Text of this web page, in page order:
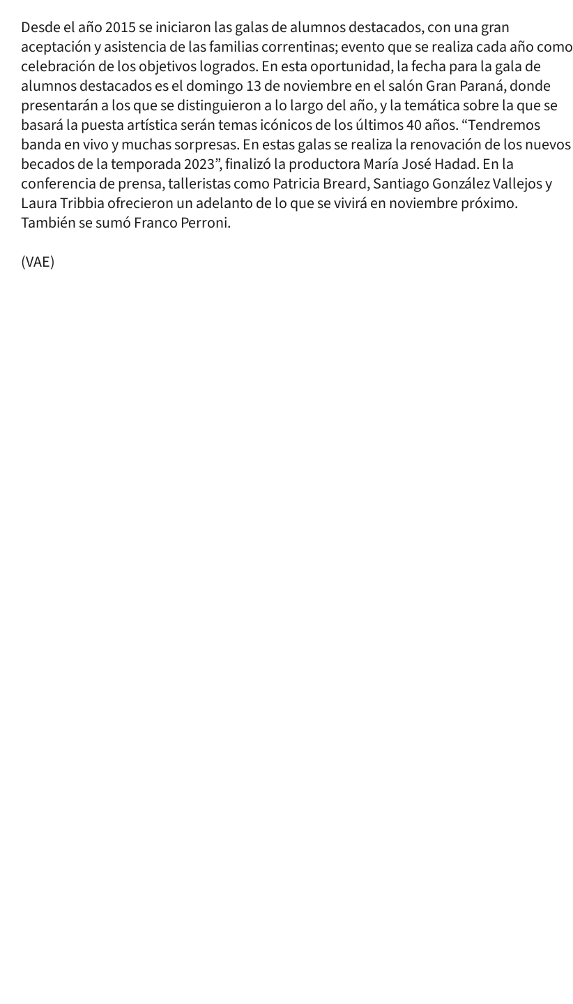
Desde el año 2015 se iniciaron las galas de alumnos destacados, con una gran
aceptación y asistencia de las familias correntinas; evento que se realiza cada año como
celebración de los objetivos logrados. En esta oportunidad, la fecha para la gala de
alumnos destacados es el domingo 13 de noviembre en el salón Gran Paraná, donde
presentarán a los que se distinguieron a lo largo del año, y la temática sobre la que se
basará la puesta artística serán temas icónicos de los últimos 40 años. “Tendremos
banda en vivo y muchas sorpresas. En estas galas se realiza la renovación de los nuevos
becados de la temporada 2023”, finalizó la productora María José Hadad. En la
conferencia de prensa, talleristas como Patricia Breard, Santiago González Vallejos y
Laura Tribbia ofrecieron un adelanto de lo que se vivirá en noviembre próximo.
También se sumó Franco Perroni.
(VAE)